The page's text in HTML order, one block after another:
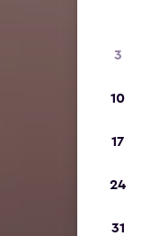
3
10
17
24
31